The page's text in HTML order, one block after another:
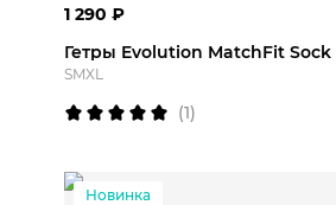
1 290 ₽
Гетры Evolution MatchFit Sock
SMXL
(1)
Новинка